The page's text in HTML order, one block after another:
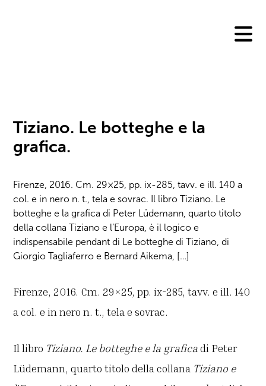
Tiziano. Le botteghe e la
grafica.
Firenze, 2016. Cm. 29×25, pp. ix-285, tavv. e ill. 140 a
col. e in nero n. t., tela e sovrac. Il libro Tiziano. Le
botteghe e la grafica di Peter Lüdemann, quarto titolo
della collana Tiziano e l’Europa, è il logico e
indispensabile pendant di Le botteghe di Tiziano, di
Giorgio Tagliaferro e Bernard Aikema, […]
Firenze, 2016. Cm. 29×25, pp. ix-285, tavv. e ill. 140
a col. e in nero n. t., tela e sovrac.
Il libro Tiziano. Le botteghe e la graficadi Peter
Lüdemann, quarto titolo della collana Tiziano e